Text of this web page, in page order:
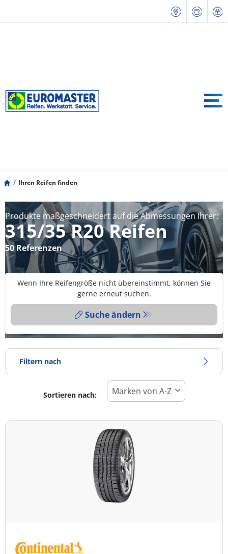
Ihren Reifen finden
Produkte maßgeschneidert auf die Abmessungen Ihrer:
315/35 R20 Reifen
50 Referenzen
Wenn Ihre Reifengröße nicht übereinstimmt, können Sie
gerne erneut suchen.
Suche ändern
Filtern nach
Reifentyp
Alle Arten (50)
Ganzjahresreifen (4)
Pkw (43)
Sortieren nach: